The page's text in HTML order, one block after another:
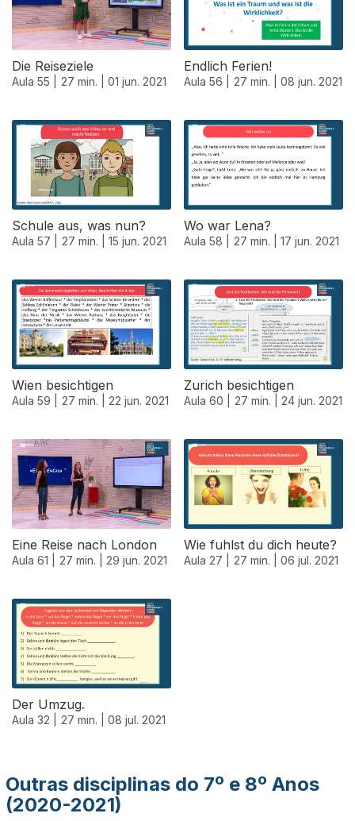
Die Reiseziele
Aula 55 | 27 min. | 01 jun. 2021
Endlich Ferien!
Aula 56 | 27 min. | 08 jun. 2021
Schule aus, was nun?
Aula 57 | 27 min. | 15 jun. 2021
Wo war Lena?
Aula 58 | 27 min. | 17 jun. 2021
Wien besichtigen
Aula 59 | 27 min. | 22 jun. 2021
Zurich besichtigen
Aula 60 | 27 min. | 24 jun. 2021
553324
Eine Reise nach London
Aula 61 | 27 min. | 29 jun. 2021
Wie fuhlst du dich heute?
Aula 27 | 27 min. | 06 jul. 2021
Der Umzug.
Aula 32 | 27 min. | 08 jul. 2021
556346
Outras disciplinas do 7º e 8º Anos
(2020-2021)